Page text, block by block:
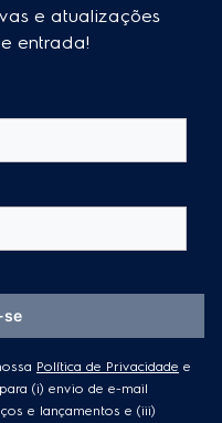
e atualizações
entrada!
Política de Privacidade e
(i) envio de e-mail
e lançamentos e (iii)
se